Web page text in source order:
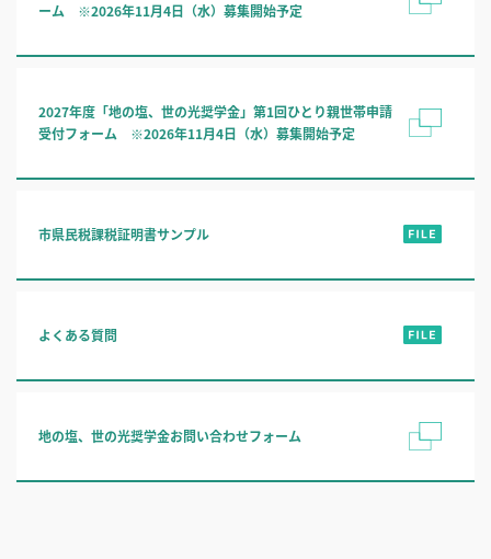
ーム ※2026年11月4日（水）募集開始予定
2027年度「地の塩、世の光奨学金」第1回ひとり親世帯申請
受付フォーム ※2026年11月4日（水）募集開始予定
市県民税課税証明書サンプル
よくある質問
地の塩、世の光奨学金お問い合わせフォーム